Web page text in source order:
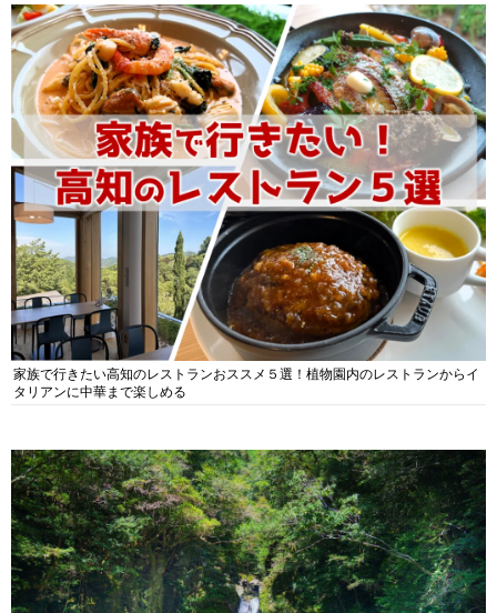
家族で行きたい高知のレストランおススメ５選！植物園内のレストランからイ
タリアンに中華まで楽しめる